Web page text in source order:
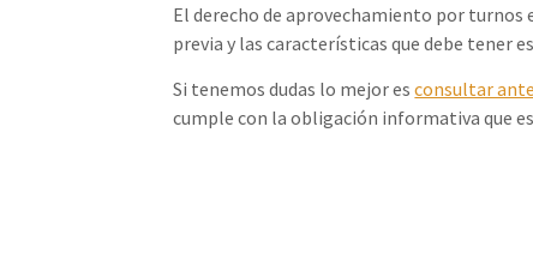
El derecho de aprovechamiento por
previa y las características que debe tener
Si tenemos dudas lo mejor esconsultar
cumple con la obligación informativa que